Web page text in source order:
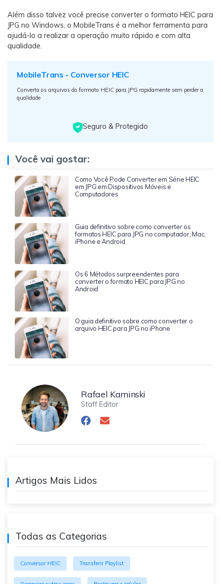
Além disso talvez você precise converter o formato HEIC para
JPG no Windows, o MobileTrans é a melhor ferramenta para
ajudá-lo a realizar a operação muito rápido e com alta
qualidade.
MobileTrans - Conversor HEIC
Converta os arquivos do formato HEIC para JPG rapidamente sem perder a
qualidade
Seguro & Protegido
Você vai gostar:
Como Você Pode Converter em Série HEIC
em JPG em Dispositivos Móveis e
Computadores
Guia definitivo sobre como converter os
formatos HEIC para JPG no computador, Mac,
iPhone e Android
Os 6 Métodos surpreendentes para
converter o formato HEIC para JPG no
Android
O guia definitivo sobre como converter o
arquivo HEIC para JPG no iPhone
Rafael Kaminski
Staff Editor
Artigos Mais Lidos
Todas as Categorias
Conversor HEIC Transferir Playlist